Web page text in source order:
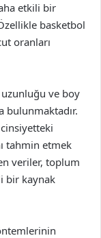
etkili bir
basketbol
oranları
uzunluğu ve boy
bulunmaktadır.
tahmin etmek
veriler, toplum
bir kaynak